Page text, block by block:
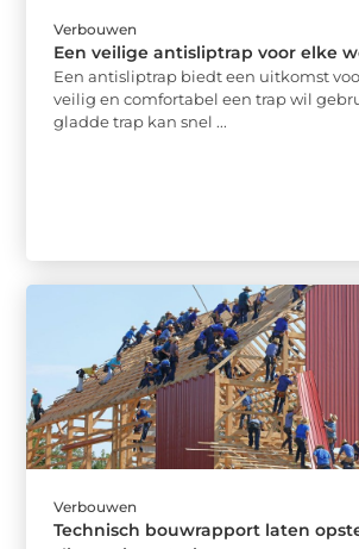
Verbouwen
Een veilige antisliptrap voor elke
Een antisliptrap biedt een uitkomst
veilig en comfortabel een trap wil
gladde trap kan snel ...
Verbouwen
Technisch bouwrapport laten